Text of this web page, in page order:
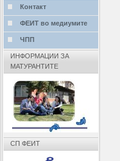
Контакт
ФЕИТ во медиумите
ЧПП
ИНФОРМАЦИИ ЗА
МАТУРАНТИТЕ
СП ФЕИТ